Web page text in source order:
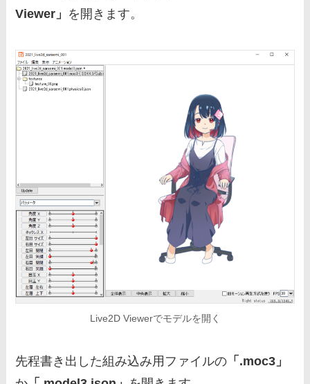
Viewer」 を開きます。
Live2D Viewerでモデルを開く
先程書き出した組み込み用ファイルの 「.moc3」